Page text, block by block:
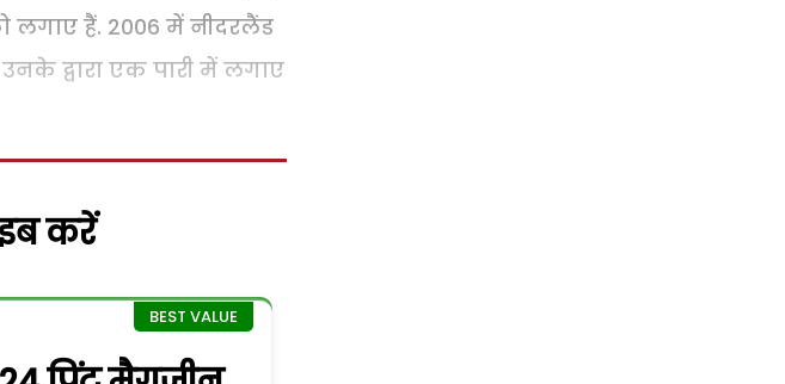
लगाए हैं. 2006 में नीदरलैंड
द्वारा एक पारी में लगाए
करें